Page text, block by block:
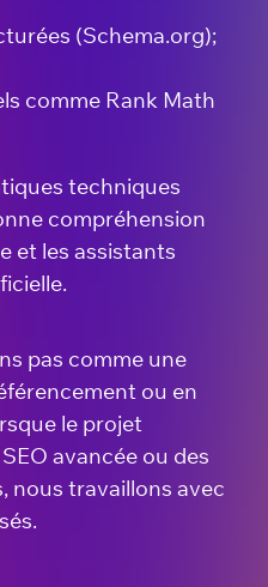
(Schema.org);
comme Rank Math
techniques
compréhension
et les assistants
pas comme une
ou en
le projet
avancée ou des
nous travaillons avec